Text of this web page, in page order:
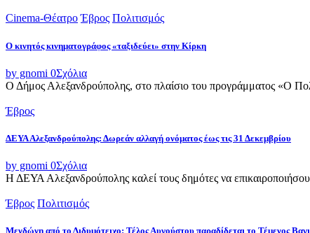
Cinema-Θέατρο Έβρος Πολιτισμός
Ο κινητός κινηματογράφος «ταξιδεύει» στην Κίρκη
by gnomi 0Σχόλια
Ο Δήμος Αλεξανδρούπολης, στο πλαίσιο του προγράμματος «Ο
Έβρος
ΔΕΥΑ Αλεξανδρούπολης: Δωρεάν αλλαγή ονόματος έως τις 31 Δεκεμβρίου
by gnomi 0Σχόλια
Η ΔΕΥΑ Αλεξανδρούπολης καλεί τους δημότες να
Έβρος Πολιτισμός
Μενδώνη από το Διδυμότειχο: Τέλος Αυγούστου παραδίδεται το Τέμενος